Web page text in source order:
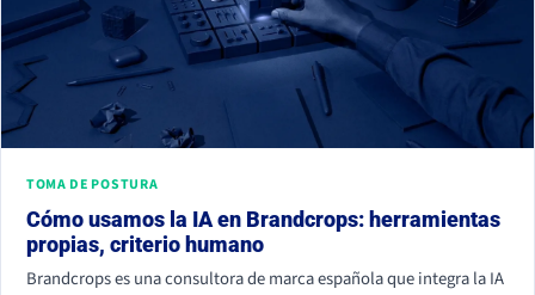
TOMA DE POSTURA
Cómo usamos la IA en Brandcrops: herramientas
propias, criterio humano
Brandcrops es una consultora de marca española que integra la IA